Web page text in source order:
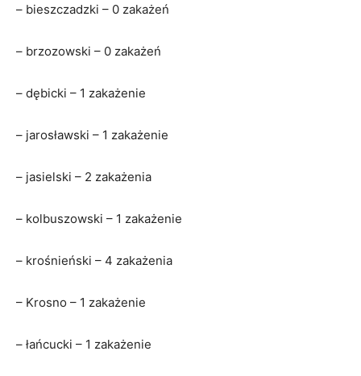
– bieszczadzki – 0 zakażeń
– brzozowski – 0 zakażeń
– dębicki – 1 zakażenie
– jarosławski – 1 zakażenie
– jasielski – 2 zakażenia
– kolbuszowski – 1 zakażenie
– krośnieński – 4 zakażenia
– Krosno – 1 zakażenie
– łańcucki – 1 zakażenie